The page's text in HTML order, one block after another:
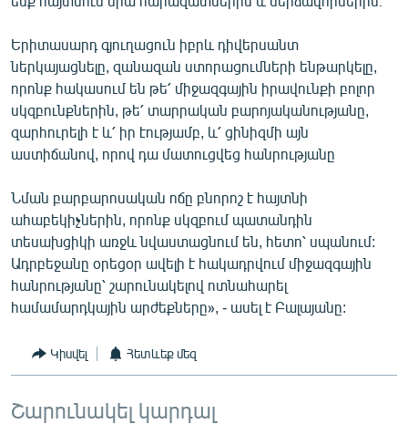
Русский
ՀԵՏԵՎԵՔ ՄԵԶ
Երիտասարդ գյուղացուն իբրև դիվերսանտ
ներկայացնելը, զանազան ստորացումների ենթարկելը,
որոնք հակասում են թե՛ միջազգային իրավունքի բոլոր
սկզբունքներին, թե՛ տարրական բարոյականությանը,
զարհուրելի է և՛ իր էությամբ, և՛ ցինիզմի այն
աստիճանով, որով դա մատուցվեց հանրությանը
Նման բարբարոսական ոճը բնորոշ է հայտնի
ահաբեկիչներին, որոնք սկզբում պատանդին
տեսախցիկի առջև նվաստացնում են, հետո՝ սպանում:
Ադրբեջանը օրեցօր ավելի է հակադրվում միջազգային
հանրությանը՝ շարունակելով ոտնահարել
համամարդկային արժեքները», - ասել է Բալայանը:
Կիսվել Հետևեք մեզ
Շարունակել կարդալ